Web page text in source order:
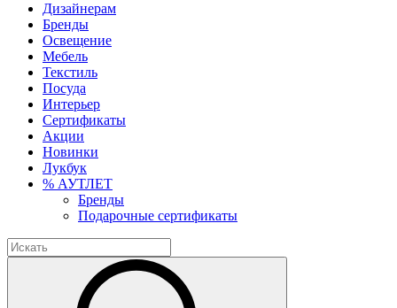
Дизайнерам
Бренды
Освещение
Мебель
Текстиль
Посуда
Интерьер
Сертификаты
Акции
Новинки
Лукбук
% АУТЛЕТ
Бренды
Подарочные сертификаты